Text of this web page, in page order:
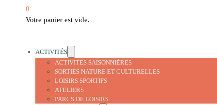
0
Votre panier est vide.
ACTIVITÉS
ACTIVITÉS SAISONNIÈRES
SORTIES NATURE ET CULTURELLES
LOISIRS SPORTIFS
ATELIERS
PARCS DE LOISIRS